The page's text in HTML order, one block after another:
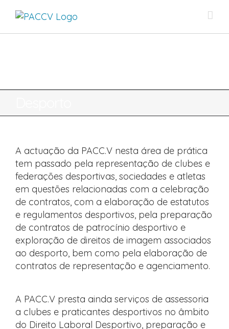
content
A actuação da PACC.V nesta área de prática
tem passado pela representação de clubes e
federações desportivas, sociedades e atletas
em questões relacionadas com a celebração
de contratos, com a elaboração de estatutos
e regulamentos desportivos, pela preparação
de contratos de patrocínio desportivo e
exploração de direitos de imagem associados
ao desporto, bem como pela elaboração de
contratos de representação e agenciamento.
A PACC.V presta ainda serviços de assessoria
a clubes e praticantes desportivos no âmbito
do Direito Laboral Desportivo, preparação e